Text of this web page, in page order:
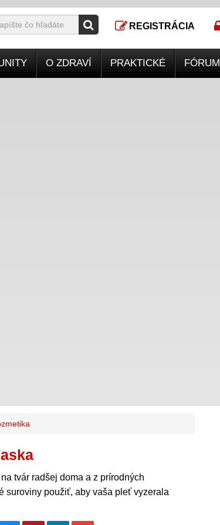
REGISTRÁCIA
O ZDRAVÍ PRAKTICKÉ FÓRUM
tvár radšej doma a z prírodných
suroviny použiť, aby vaša pleť vyzerala